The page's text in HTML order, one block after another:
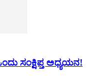
ಸಂಕ್ಷಿಪ್ತ ಅಧ್ಯಯನ!